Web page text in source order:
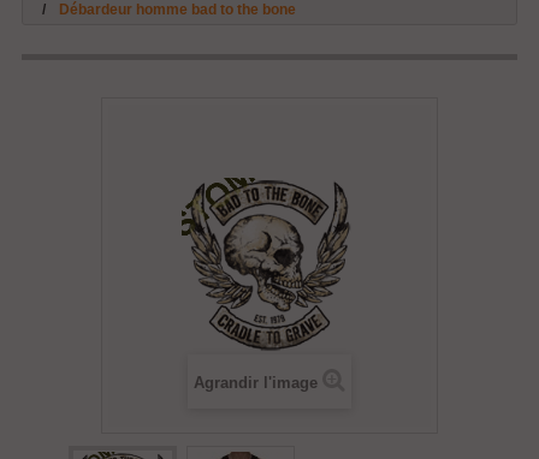
Débardeur homme bad to the bone
Agrandir l'image